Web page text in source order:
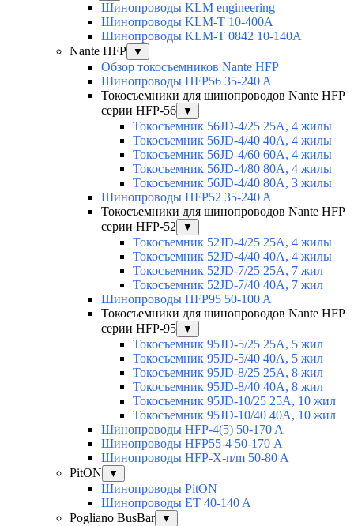
Шинопроводы KLM engineering
Шинопроводы KLM-T 10-400A
Шинопроводы KLM-T 0842 10-140A
Nante HFP
▼
Обзор токосъемников Nante HFP
Шинопроводы HFP56 35-240 A
Токосъемники для шинопроводов Nante HFP
серии HFP-56
▼
Токосъемник 56JD-4/25 25А, 4 жилы
Токосъемник 56JD-4/40 40А, 4 жилы
Токосъемник 56JD-4/60 60А, 4 жилы
Токосъемник 56JD-4/80 80А, 4 жилы
Токосъемник 56JD-4/40 80А, 3 жилы
Шинопроводы HFP52 35-240 A
Токосъемники для шинопроводов Nante HFP
серии HFP-52
▼
Токосъемник 52JD-4/25 25А, 4 жилы
Токосъемник 52JD-4/40 40А, 4 жилы
Токосъемник 52JD-7/25 25А, 7 жил
Токосъемник 52JD-7/40 40А, 7 жил
Шинопроводы HFP95 50-100 A
Токосъемники для шинопроводов Nante HFP
серии HFP-95
▼
Токосъемник 95JD-5/25 25А, 5 жил
Токосъемник 95JD-5/40 40А, 5 жил
Токосъемник 95JD-8/25 25А, 8 жил
Токосъемник 95JD-8/40 40А, 8 жил
Токосъемник 95JD-10/25 25А, 10 жил
Токосъемник 95JD-10/40 40А, 10 жил
Шинопроводы HFP-4(5) 50-170 A
Шинопроводы HFP55-4 50-170 А
Шинопроводы HFP-X-n/m 50-80 A
PitON
▼
Шинопроводы PitON
Шинопроводы ET 40-140 A
Pogliano BusBar
▼